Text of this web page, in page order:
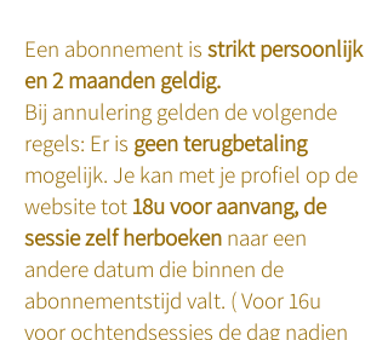
Een abonnement is strikt persoonlijk
en 2 maanden geldig.
Bij annulering gelden de volgende
regels: Er is geen terugbetaling
mogelijk. Je kan met je profiel op de
website tot 18u voor aanvang, de
sessie zelf herboeken naar een
andere datum die binnen de
abonnementstijd valt. ( Voor 16u
voor ochtendsessies de dag nadien